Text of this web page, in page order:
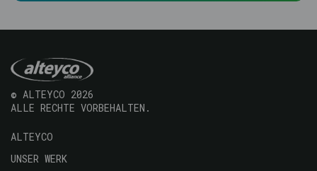
© ALTEYCO 2026
ALLE RECHTE VORBEHALTEN.
Navegación
principal
ALTEYCO
UNSER WERK